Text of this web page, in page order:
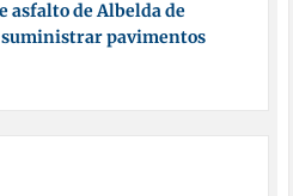
asfalto de Albelda de
suministrar pavimentos